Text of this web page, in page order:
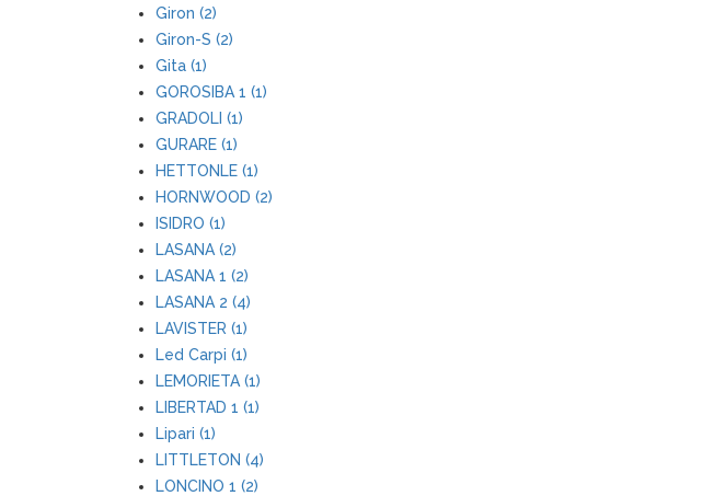
Giron (2)
Giron-S (2)
Gita (1)
GOROSIBA 1 (1)
GRADOLI (1)
GURARE (1)
HETTONLE (1)
HORNWOOD (2)
ISIDRO (1)
LASANA (2)
LASANA 1 (2)
LASANA 2 (4)
LAVISTER (1)
Led Carpi (1)
LEMORIETA (1)
LIBERTAD 1 (1)
Lipari (1)
LITTLETON (4)
LONCINO 1 (2)